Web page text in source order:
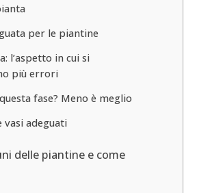
per le piantine
l’aspetto in cui si
più errori
fase? Meno è meglio
vasi adeguati
delle piantine e come